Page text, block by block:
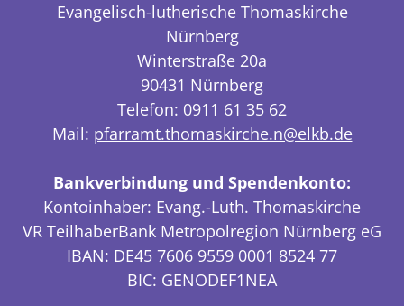
Evangelisch-lutherische Thomaskirche
Nürnberg
Winterstraße 20a
90431 Nürnberg
Telefon: 0911 61 35 62
Mail: pfarramt.thomaskirche.n@elkb.de
Bankverbindung und Spendenkonto:
Kontoinhaber: Evang.-Luth. Thomaskirche
VR TeilhaberBank Metropolregion Nürnberg eG
IBAN: DE45 7606 9559 0001 8524 77
BIC: GENODEF1NEA